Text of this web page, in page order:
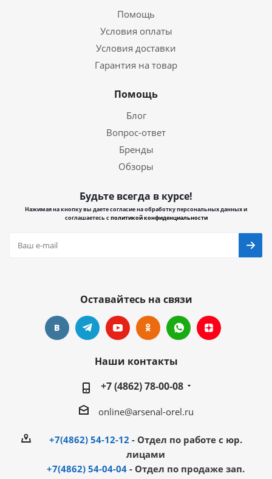
Помощь
Условия оплаты
Условия доставки
Гарантия на товар
Помощь
Блог
Вопрос-ответ
Бренды
Обзоры
Будьте всегда в курсе!
Нажимая на кнопку вы даете согласие на обработку персональных данных и
соглашаетесь сполитикой конфиденциальности
Оставайтесь на связи
Наши контакты
+7 (4862) 78-00-08
online@arsenal-orel.ru
+7(4862) 54-12-12 - Отдел по работе с юр.
лицами
+7(4862) 54-04-04 - Отдел по продаже зап.